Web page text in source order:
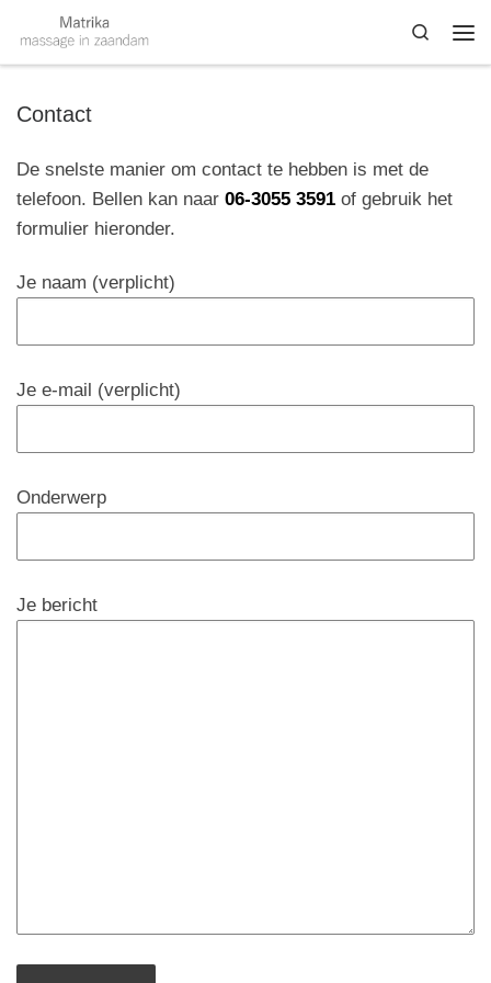
Skip to content
Search
Contact
De snelste manier om contact te hebben is met de
telefoon. Bellen kan naar 06-3055 3591 of gebruik het
formulier hieronder.
Je naam (verplicht)
Je e-mail (verplicht)
Onderwerp
Je bericht